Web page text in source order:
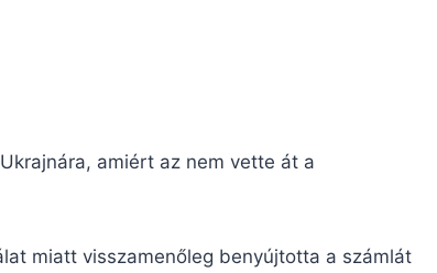
amiért az nem vette át a
miatt visszamenőleg benyújtotta a számlát